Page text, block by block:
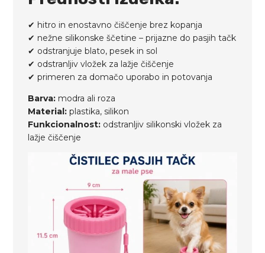
✔ hitro in enostavno čiščenje brez kopanja
✔ nežne silikonske ščetine – prijazne do pasjih tačk
✔ odstranjuje blato, pesek in sol
✔ odstranljiv vložek za lažje čiščenje
✔ primeren za domačo uporabo in potovanja
Barva: modra ali roza
Material: plastika, silikon
Funkcionalnost: odstranljiv silikonski vložek za
lažje čiščenje